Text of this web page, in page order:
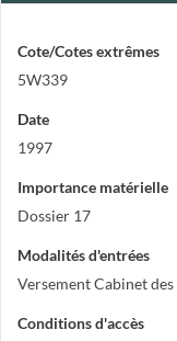
Cote/Cotes extrêmes
5W339
Date
1997
Importance matérielle
Dossier 17
Modalités d'entrées
Versement Cabinet
Conditions d'accès